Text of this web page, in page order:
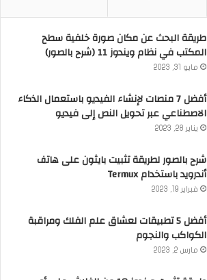
طريقة البحث عن مكان صورة خلفية سطح
المكتب في نظام ويندوز 11 (شرح بالصور)
مايو 31, 2023
أفضل 7 منصات لإنشاء الفيديو باستعمال الذكاء
الاصطناعي عبر تحويل النص إلى فيديو
يناير 28, 2023
شرح بالصور لطريقة تثبيت بايثون على هاتف
أندرويد باستخدام Termux
فبراير 19, 2023
أفضل 5 تطبيقات لعشاق علم الفلك ومراقبة
الكواكب والنجوم
مارس 2, 2023